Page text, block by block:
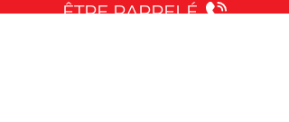
ÊTRE RAPPELÉ